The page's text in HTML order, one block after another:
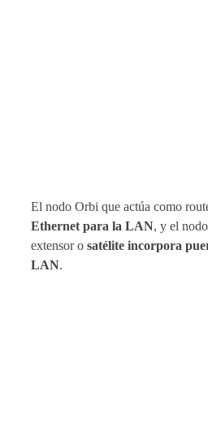
El nodo Orbi que actúa como
Ethernet para la LAN, y el
extensor o satélite incorpora
LAN.